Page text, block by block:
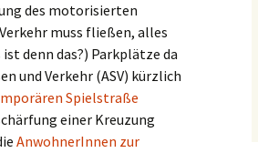
des motorisierten
muss fließen, alles
denn das?) Parkplätze da
und Verkehr (ASV) kürzlich
Spielstraße
einer Kreuzung
AnwohnerInnen zur